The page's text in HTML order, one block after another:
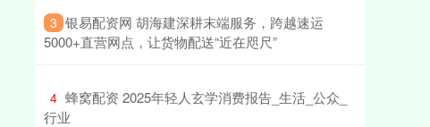
3 ​银易配资网 胡海建深耕末端服务，跨越速运
5000+直营网点，让货物配送“近在咫尺”
4 ​蜂窝配资 2025年轻人玄学消费报告_生活_公众_
行业